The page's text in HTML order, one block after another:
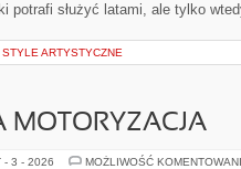
potrafi służyć latami, ale tylko
ARTYSTYCZNE
MOTORYZACJA
- 3 - 2026 MOŻLIWOŚĆ